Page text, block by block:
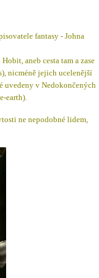
fantasy - Johna
aneb cesta tam a zase
nicméně jejich ucelenější
uvedeny v Nedokončených
earth).
ne nepodobné lidem,